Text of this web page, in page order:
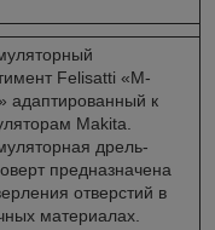
Felisatti «М-
адаптированный к
Makita.
дрель-
предназначена
отверстий в
материалах.